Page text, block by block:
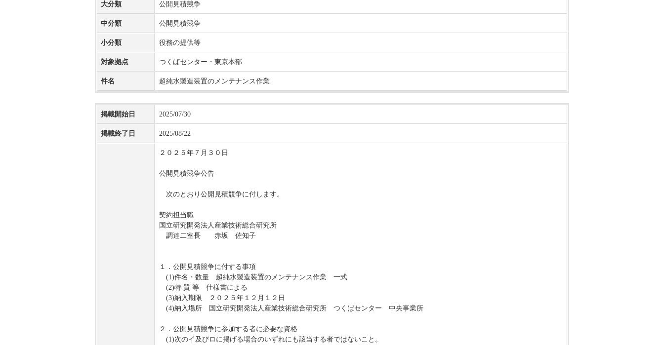
大分類 公開見積競争
中分類 公開見積競争
小分類 役務の提供等
対象拠点 つくばセンター・東京本部
件名 超純水製造装置のメンテナンス作業
掲載開始日 2025/07/30
掲載終了日 2025/08/22
２０２５年７月３０日
公開見積競争公告
次のとおり公開見積競争に付します。
契約担当職
国立研究開発法人産業技術総合研究所
調達二室長 赤坂 佐知子
１．公開見積競争に付する事項
(1)件名・数量 超純水製造装置のメンテナンス作業 一式
(2)特 質 等 仕様書による
(3)納入期限 ２０２５年１２月１２日
(4)納入場所 国立研究開発法人産業技術総合研究所 つくばセンター 中央事業所
２．公開見積競争に参加する者に必要な資格
(1)次のイ及びロに掲げる場合のいずれにも該当する者ではないこと。